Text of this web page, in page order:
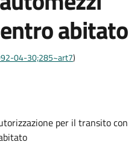
abitato
04-30;285~art7)
per il transito con